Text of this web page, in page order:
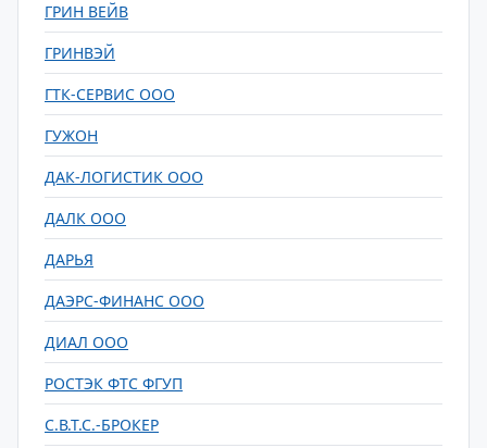
ГРИН ВЕЙВ
ГРИНВЭЙ
ГТК-СЕРВИС ООО
ГУЖОН
ДАК-ЛОГИСТИК ООО
ДАЛК ООО
ДАРЬЯ
ДАЭРС-ФИНАНС ООО
ДИАЛ ООО
РОСТЭК ФТС ФГУП
С.В.Т.С.-БРОКЕР